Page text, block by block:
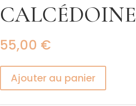
CALCÉDOINE
55,00 €
Ajouter au panier